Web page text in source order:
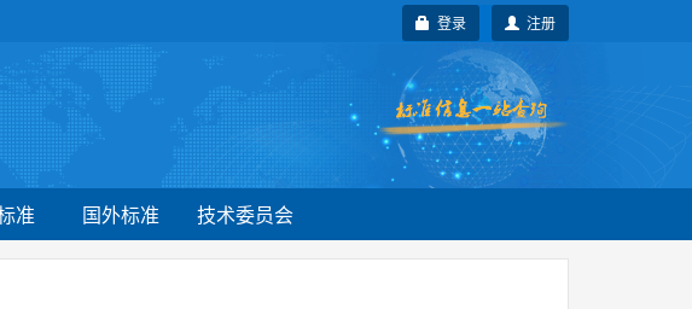
注册
登录
准 国外标准 技术委员会